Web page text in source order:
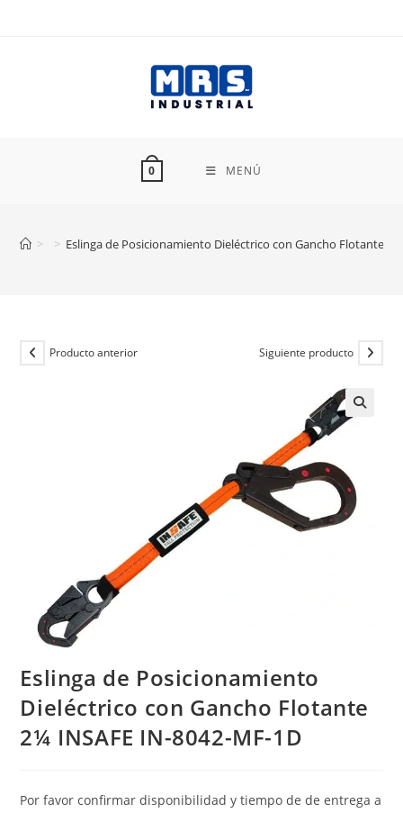
0 MENÚ
> > Eslinga de Posicionamiento Dieléctrico con Gancho Flotante 2¼
Producto anterior Siguiente producto
Eslinga de Posicionamiento
Dieléctrico con Gancho Flotante
2¼ INSAFE IN-8042-MF-1D
Por favor confirmar disponibilidad y tiempo de de entrega a